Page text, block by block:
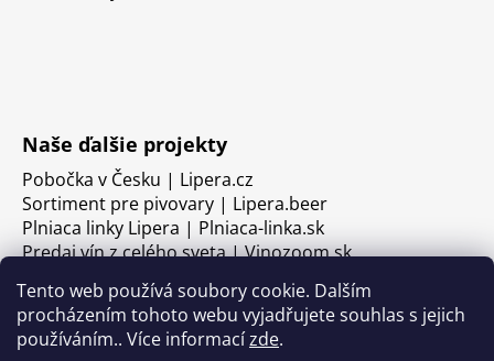
Tento web používá soubory cookie. Dalším
procházením tohoto webu vyjadřujete souhlas s jejich
používáním.. Více informacízde.
Naše ďalšie projekty
Pobočka v Česku | Lipera.cz
Sortiment pre pivovary | Lipera.beer
Plniaca linky Lipera | Plniaca-linka.sk
Predaj vín z celého sveta | Vinozoom.sk